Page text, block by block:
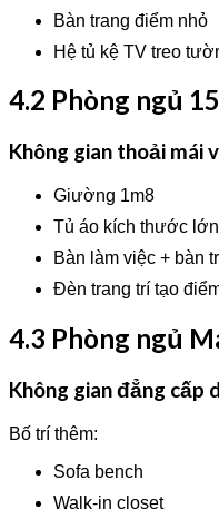
Bàn trang điểm nhỏ
Hệ tủ kệ TV treo
4.2 Phòng ngủ
Không gian thoải mái
Giường 1m8
Tủ áo kích thước lớn
Bàn làm việc + bàn
Đèn trang trí tạo
4.3 Phòng ngủ
Không gian đẳng cấp
Bố trí thêm:
Sofa bench
Walk-in closet